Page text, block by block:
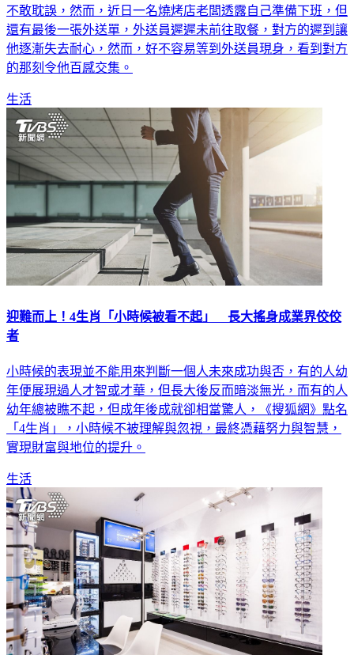
不敢耽誤，然而，近日一名燒烤店老闆透露自己準備下班，但
還有最後一張外送單，外送員遲遲未前往取餐，對方的遲到讓
他逐漸失去耐心，然而，好不容易等到外送員現身，看到對方
的那刻令他百感交集。
生活
迎難而上！4生肖「小時候被看不起」 長大搖身成業界佼佼
者
小時候的表現並不能用來判斷一個人未來成功與否，有的人幼
年便展現過人才智或才華，但長大後反而暗淡無光，而有的人
幼年總被瞧不起，但成年後成就卻相當驚人，《搜狐網》點名
「4生肖」，小時候不被理解與忽視，最終憑藉努力與智慧，
實現財富與地位的提升。
生活